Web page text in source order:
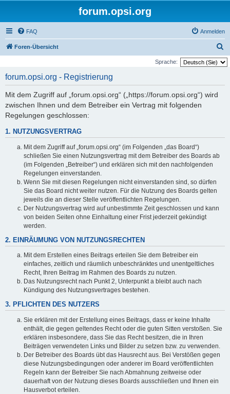
forum.opsi.org
FAQ Anmelden
Foren-Übersicht
u
Sprache:
forum.opsi.org - Registrierung
Mit dem Zugriff auf „forum.opsi.org“ („https://forum.opsi.org“) wird
zwischen Ihnen und dem Betreiber ein Vertrag mit folgenden
Regelungen geschlossen:
1. NUTZUNGSVERTRAG
Mit dem Zugriff auf „forum.opsi.org“ (im Folgenden „das Board“)
schließen Sie einen Nutzungsvertrag mit dem Betreiber des Boards ab
(im Folgenden „Betreiber“) und erklären sich mit den nachfolgenden
Regelungen einverstanden.
Wenn Sie mit diesen Regelungen nicht einverstanden sind, so dürfen
Sie das Board nicht weiter nutzen. Für die Nutzung des Boards gelten
jeweils die an dieser Stelle veröffentlichten Regelungen.
Der Nutzungsvertrag wird auf unbestimmte Zeit geschlossen und kann
von beiden Seiten ohne Einhaltung einer Frist jederzeit gekündigt
werden.
2. EINRÄUMUNG VON NUTZUNGSRECHTEN
Mit dem Erstellen eines Beitrags erteilen Sie dem Betreiber ein
einfaches, zeitlich und räumlich unbeschränktes und unentgeltliches
Recht, Ihren Beitrag im Rahmen des Boards zu nutzen.
Das Nutzungsrecht nach Punkt 2, Unterpunkt a bleibt auch nach
Kündigung des Nutzungsvertrages bestehen.
3. PFLICHTEN DES NUTZERS
Sie erklären mit der Erstellung eines Beitrags, dass er keine Inhalte
enthält, die gegen geltendes Recht oder die guten Sitten verstoßen. Sie
erklären insbesondere, dass Sie das Recht besitzen, die in Ihren
Beiträgen verwendeten Links und Bilder zu setzen bzw. zu verwenden.
Der Betreiber des Boards übt das Hausrecht aus. Bei Verstößen gegen
diese Nutzungsbedingungen oder anderer im Board veröffentlichten
Regeln kann der Betreiber Sie nach Abmahnung zeitweise oder
dauerhaft von der Nutzung dieses Boards ausschließen und Ihnen ein
Hausverbot erteilen.